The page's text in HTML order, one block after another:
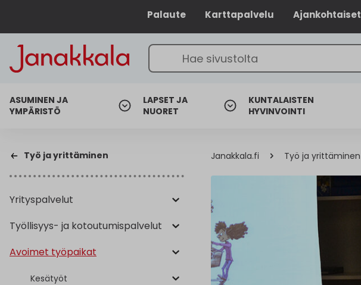
Palaute Karttapalvelu Ajankohtaiset
ASUMINEN JA
YMPÄRISTÖ
LAPSET JA
NUORET
KUNTALAISTEN
HYVINVOINTI
Työ ja yrittäminen
Yrityspalvelut
Työllisyys- ja kotoutumispalvelut
Avoimet työpaikat
Kesätyöt
Janakkala.fi Työ ja yrittäminen